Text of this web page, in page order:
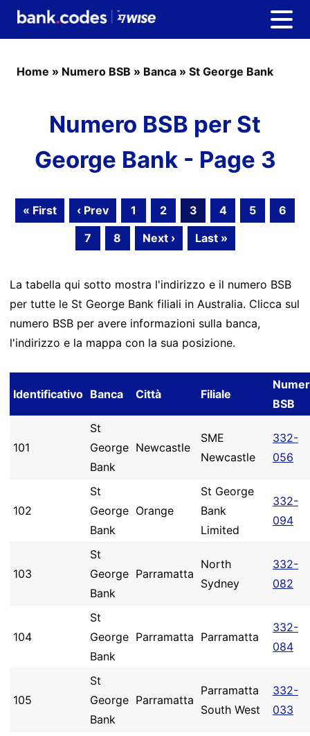
Home » Numero BSB » Banca » St George Bank
Numero BSB per St
George Bank - Page 3
« First ‹ Prev 1 2 3 4 5
6
7
8 Next › Last »
La tabella qui sotto mostra l'indirizzo e il numero BSB
per tutte le St George Bank filiali in Australia. Clicca sul
numero BSB per avere informazioni sulla banca,
l'indirizzo e la mappa con la sua posizione.
Identificativo Banca Città Filiale
BSB
101
St
George
Bank
Newcastle
SME
Newcastle
332-
056
102
St
George
Bank
Orange
St George
Bank
Limited
332-
094
103
St
George
Bank
Parramatta
North
Sydney
332-
082
104
St
George
Bank
Parramatta Parramatta
332-
084
105
St
George
Bank
Parramatta
Parramatta
South West
332-
033